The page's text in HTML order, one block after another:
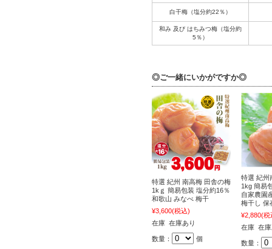
白干梅（塩分約22％）
和み 及び はちみつ梅（塩分約
5％）
◎ご一緒にいかがですか◎
特選 紀州 南高梅 田舎の梅
1kｇ 簡易包装 塩分約16％
和歌山 みなべ 梅干
¥3,600(税込)
在庫 在庫あり
数量： 個
特選 紀州
1kg 簡易
自家農園
梅干し 保
¥2,880(税
在庫 在
数量：